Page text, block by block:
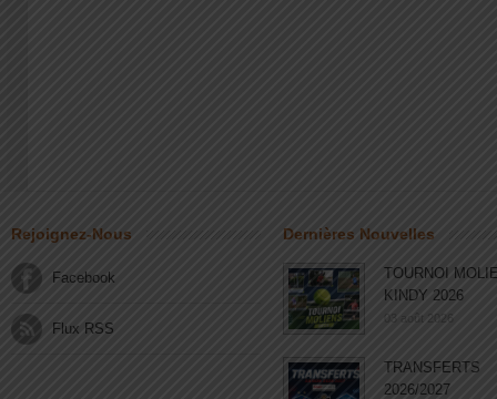
Rejoignez-Nous
Facebook
Flux RSS
Dernières Nouvelles
TOURNOI
KINDY 2026
03 août 2026
TRANSFERTS
2026/2027